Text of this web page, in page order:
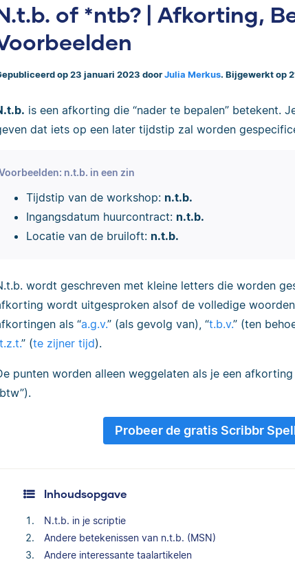
of *ntb? | Afkorting,
op 23 januari 2023 doorJulia Merkus. Bijgewerkt op
is een afkorting die “nader te bepalen” betekent.
dat iets op een later tijdstip zal worden
n.t.b. in een zin
Tijdstip van de workshop: n.t.b.
Ingangsdatum huurcontract: n.t.b.
Locatie van de bruiloft: n.t.b.
wordt geschreven met kleine letters die worden
wordt uitgesproken alsof de volledige
als “a.g.v.” (als gevolg van), “t.b.v.” (ten
t.z.t.” (te zijner tijd).
punten worden alleen weggelaten als je een
Probeer de gratis Scribbr
Inhoudsopgave
N.t.b. in je scriptie
Andere betekenissen van n.t.b. (MSN)
Andere interessante taalartikelen